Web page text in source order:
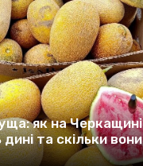
як на Черкащині
та скільки вони